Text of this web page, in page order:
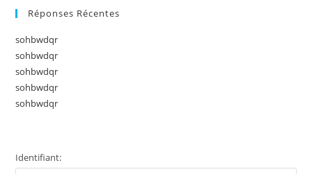
Réponses Récentes
sohbwdqr
sohbwdqr
sohbwdqr
sohbwdqr
sohbwdqr
Identifiant: